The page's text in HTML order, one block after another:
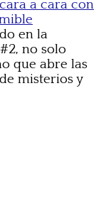
a cara con
en la
no solo
que abre las
misterios y